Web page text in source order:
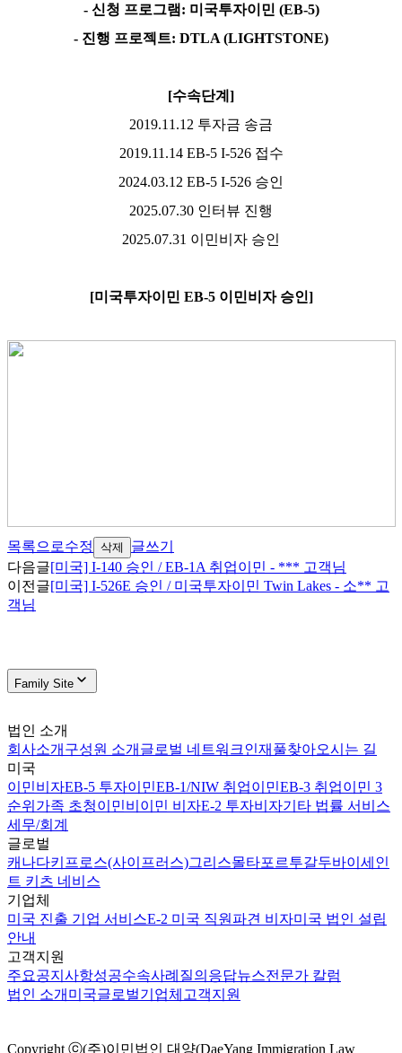
- 신청 프로그램: 미국투자이민 (EB-5)
- 진행 프로젝트: DTLA (LIGHTSTONE)
[수속단계 ]
2019.11.12 투자금 송금
2019.11.14 EB-5 I-526 접수
2024.03.12 EB-5 I-526 승인
2025.07.30 인터뷰 진행
2025.07.31 이민비자 승인
[미국투자이민 EB-5 이민비자 승인]
목록으로수정 삭제
글쓰기
다음글[미국] I-140 승인 / EB-1A 취업이민 - *** 고객님
이전글[미국] I-526E 승인 / 미국투자이민 Twin Lakes - 소** 고
객님
Family Site
법인 소개
회사소개 구성원 소개 글로벌 네트워크인재풀찾아오시는 길
미국
이민비자EB-5 투자이민EB-1/NIW 취업이민EB-3 취업이민 3
순위 가족 초청이민비이민 비자E-2 투자비자기타 법률 서비스
세무/회계
글로벌
캐나다키프로스(사이프러스)그리스몰타포르투갈두바이 세인
트 키츠 네비스
기업체
미국 진출 기업 서비스E-2 미국 직원파견 비자미국 법인 설립
안내
고객지원
주요공지사항성공수속사례 질의응답뉴스전문가 칼럼
법인 소개 미국글로벌기업체 고객지원
Copyright ⓒ(주)이민법인 대양(DaeYang Immigration Law